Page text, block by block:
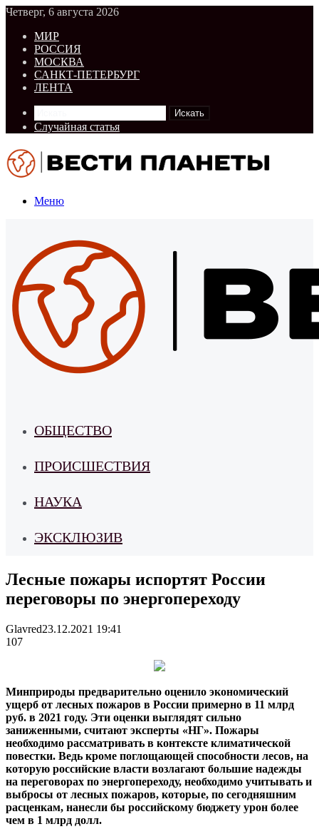
Четверг, 6 августа 2026
МИР
РОССИЯ
МОСКВА
САНКТ-ПЕТЕРБУРГ
ЛЕНТА
Искать
Случайная статья
Меню
ОБЩЕСТВО
ПРОИСШЕСТВИЯ
НАУКА
ЭКСКЛЮЗИВ
Лесные пожары испортят России
переговоры по энергопереходу
Glavred23.12.2021 19:41
107
Минприроды предварительно оценило экономический
ущерб от лесных пожаров в России примерно в 11 млрд
руб. в 2021 году. Эти оценки выглядят сильно
заниженными, считают эксперты «НГ». Пожары
необходимо рассматривать в контексте климатической
повестки. Ведь кроме поглощающей способности лесов, на
которую российские власти возлагают большие надежды
на переговорах по энергопереходу, необходимо учитывать и
выбросы от лесных пожаров, которые, по сегодняшним
расценкам, нанесли бы российскому бюджету урон более
чем в 1 млрд долл.